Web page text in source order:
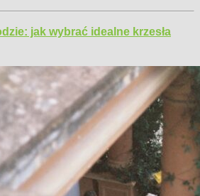
jak wybrać idealne krzesła